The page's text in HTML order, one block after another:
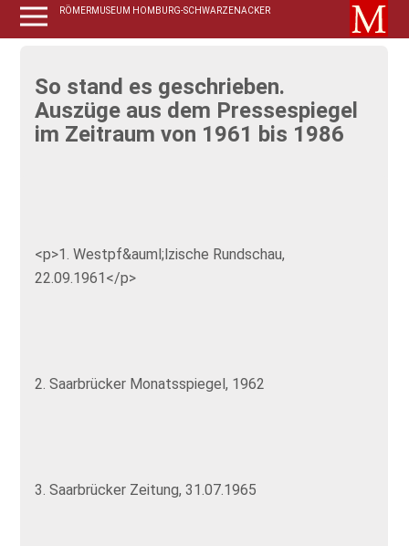
RÖMERMUSEUM HOMBURG-SCHWARZENACKER
So stand es geschrieben.
Auszüge aus dem Pressespiegel
im Zeitraum von 1961 bis 1986
<p>1. Westpf&auml;lzische Rundschau,
22.09.1961</p>
2. Saarbrücker Monatsspiegel, 1962
3. Saarbrücker Zeitung, 31.07.1965